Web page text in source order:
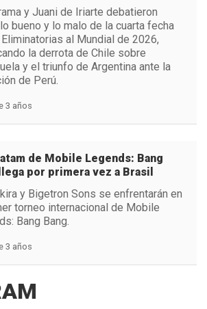
y Juani de Iriarte debatieron
bueno y lo malo de la cuarta fecha
al Mundial de 2026,
la derrota de Chile sobre
y el triunfo de Argentina ante la
de Perú.
3 años
de Mobile Legends: Bang
por primera vez a Brasil
y Bigetron Sons se enfrentarán en
torneo internacional de Mobile
Bang Bang.
3 años